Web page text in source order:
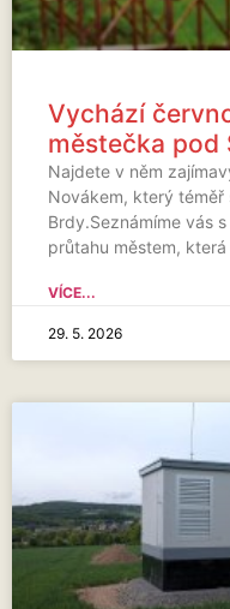
Vychází
městečka pod
Najdete v něm
Novákem, který
Brdy.Seznámíme vás
průtahu městem,
VÍCE...
29. 5. 2026